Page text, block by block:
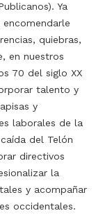
Ya
quiebras,
en nuestros
70 del siglo XX
talento y
y
laborales de la
del Telón
directivos
la
y acompañar
occidentales.